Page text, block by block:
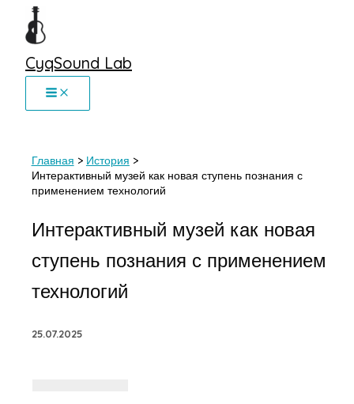
Перейти
CyqSound Lab
Главная
История
Интерактивный музей как новая ступень познания с
применением технологий
Интерактивный музей как новая
ступень познания с применением
технологий
25.07.2025